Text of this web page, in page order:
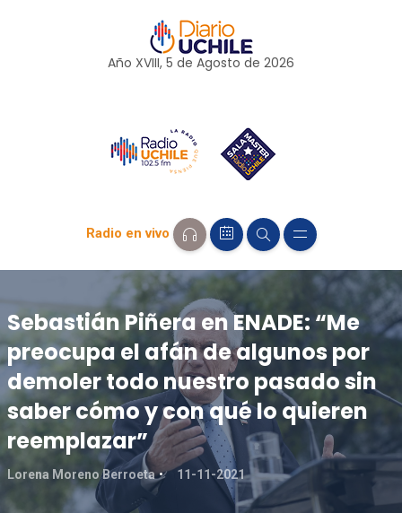
Año XVIII, 5 de Agosto de 2026
Radio en vivo
Sebastián Piñera en ENADE: “Me
preocupa el afán de algunos por
demoler todo nuestro pasado sin
saber cómo y con qué lo quieren
reemplazar”
Lorena Moreno Berroeta 11-11-2021